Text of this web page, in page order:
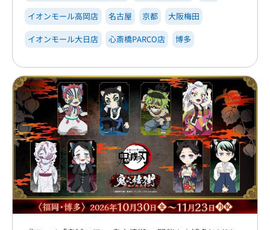
イオンモール高岡店
名古屋 京都
大阪梅田
イオンモール大日店
心斎橋PARCO店 博多